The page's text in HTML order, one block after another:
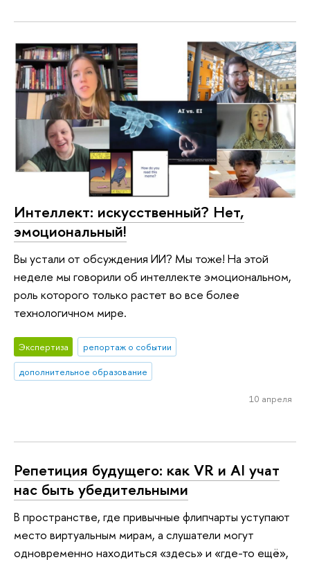
Интеллект: искусственный? Нет,
эмоциональный!
Вы устали от обсуждения ИИ? Мы тоже! На этой
неделе мы говорили об интеллекте эмоциональном,
роль которого только растет во все более
технологичном мире.
Экспертиза
репортаж о событии
дополнительное образование
10 апреля
Репетиция будущего: как VR и AI учат
нас быть убедительными
В пространстве, где привычные флипчарты уступают
место виртуальным мирам, а слушатели могут
одновременно находиться «здесь» и «где-то ещё»,